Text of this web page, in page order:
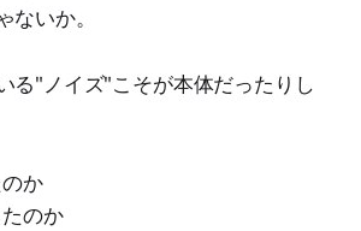
ないか。
る"ノイズ"こそが本体だったりし
か
のか